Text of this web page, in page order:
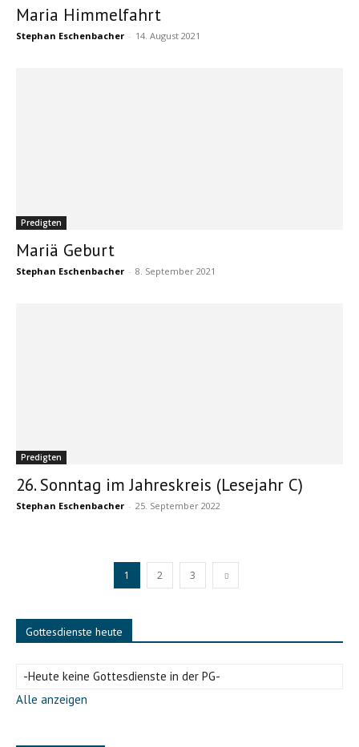
Maria Himmelfahrt
Stephan Eschenbacher - 14. August 2021
Predigten
Mariä Geburt
Stephan Eschenbacher - 8. September 2021
Predigten
26. Sonntag im Jahreskreis (Lesejahr C)
Stephan Eschenbacher - 25. September 2022
1 2 3
Gottesdienste heute
-Heute keine Gottesdienste in der PG-
Alle anzeigen